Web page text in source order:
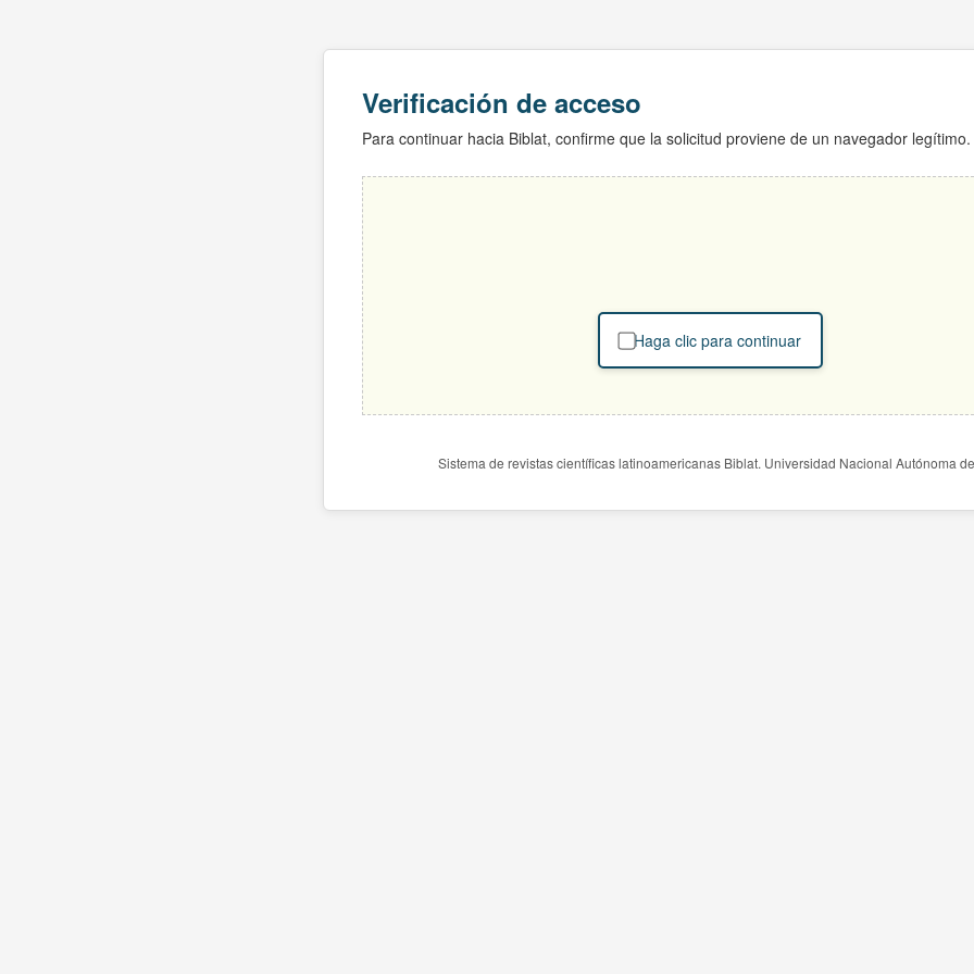
Verificación de acceso
Para continuar hacia Biblat, confirme que la solicitud proviene de un navegador legítimo.
Haga clic para continuar
Sistema de revistas científicas latinoamericanas Biblat. Universidad Nacional Autónoma